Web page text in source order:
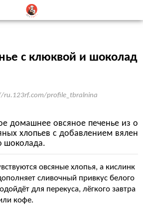
с клюквой и шоколад
ru.123rf.com/profile_tbralnina
домашнее овсяное печенье из о
хлопьев с добавлением вялен
шоколада.
овсяные хлопья, а кислинк
сливочный привкус белого
для перекуса, лёгкого завтра
кофе.